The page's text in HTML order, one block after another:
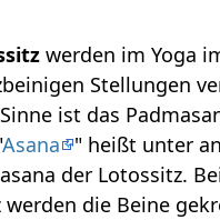
werden im Yoga
Stellungen
ist das
Asana
" heißt unter
der Lotossitz.
werden die Beine